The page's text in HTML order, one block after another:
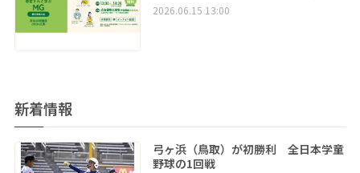
2026.06.15 13:00
新着情報
弓ヶ浜（鳥取）が初勝利 全日本学童
野球の1回戦